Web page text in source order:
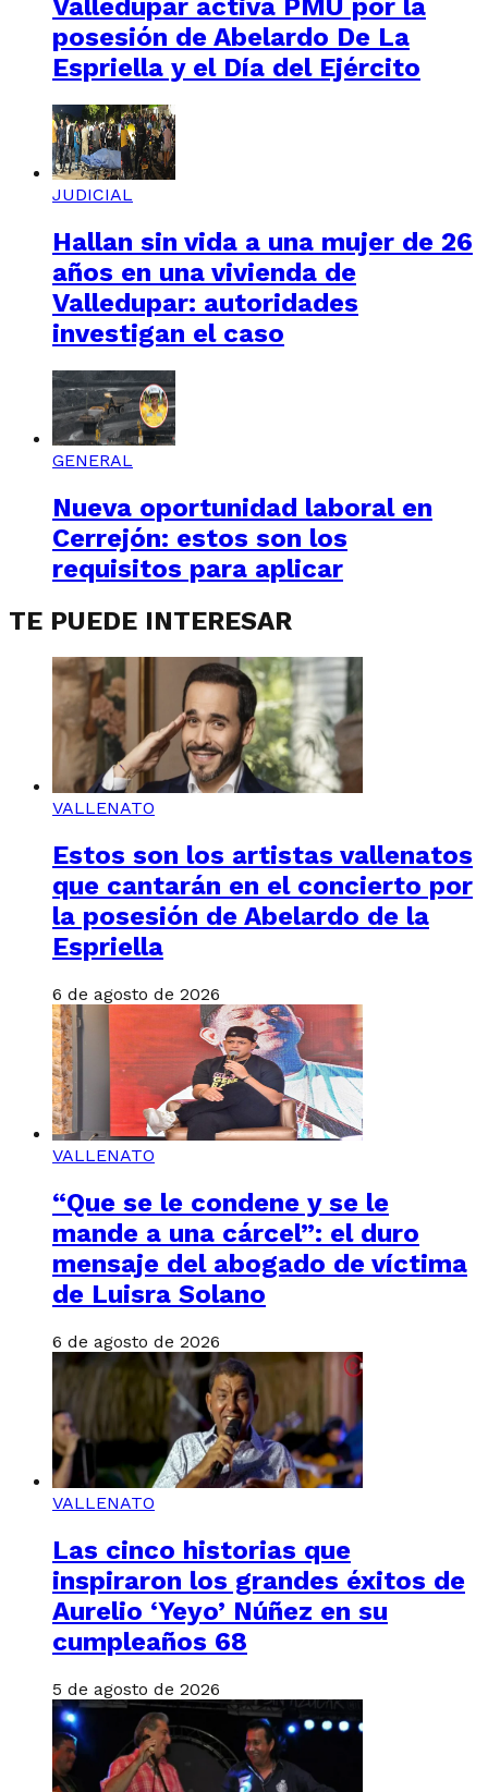
Valledupar activa PMU por la
posesión de Abelardo De La
Espriella y el Día del Ejército
JUDICIAL
Hallan sin vida a una mujer de 26
años en una vivienda de
Valledupar: autoridades
investigan el caso
GENERAL
Nueva oportunidad laboral en
Cerrejón: estos son los
requisitos para aplicar
TE PUEDE INTERESAR
VALLENATO
Estos son los artistas vallenatos
que cantarán en el concierto por
la posesión de Abelardo de la
Espriella
6 de agosto de 2026
VALLENATO
“Que se le condene y se le
mande a una cárcel”: el duro
mensaje del abogado de víctima
de Luisra Solano
6 de agosto de 2026
VALLENATO
Las cinco historias que
inspiraron los grandes éxitos de
Aurelio ‘Yeyo’ Núñez en su
cumpleaños 68
5 de agosto de 2026